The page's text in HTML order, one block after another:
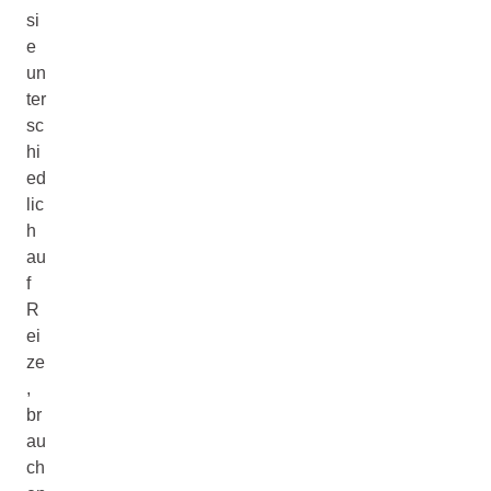
si
e
un
ter
sc
hi
ed
lic
h
au
f
R
ei
ze
,
br
au
ch